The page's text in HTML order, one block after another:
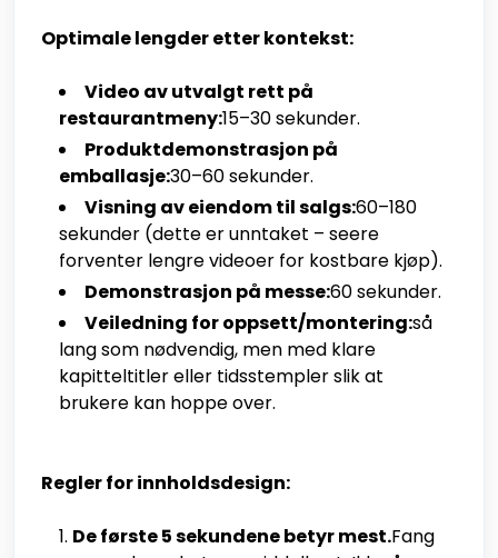
Optimale lengder etter kontekst:
Video av utvalgt rett på
restaurantmeny:15–30 sekunder.
Produktdemonstrasjon på
emballasje:30–60 sekunder.
Visning av eiendom til salgs:60–180
sekunder (dette er unntaket – seere
forventer lengre videoer for kostbare kjøp).
Demonstrasjon på messe:60 sekunder.
Veiledning for oppsett/montering:så
lang som nødvendig, men med klare
kapitteltitler eller tidsstempler slik at
brukere kan hoppe over.
Regler for innholdsdesign:
De første 5 sekundene betyr mest.Fang